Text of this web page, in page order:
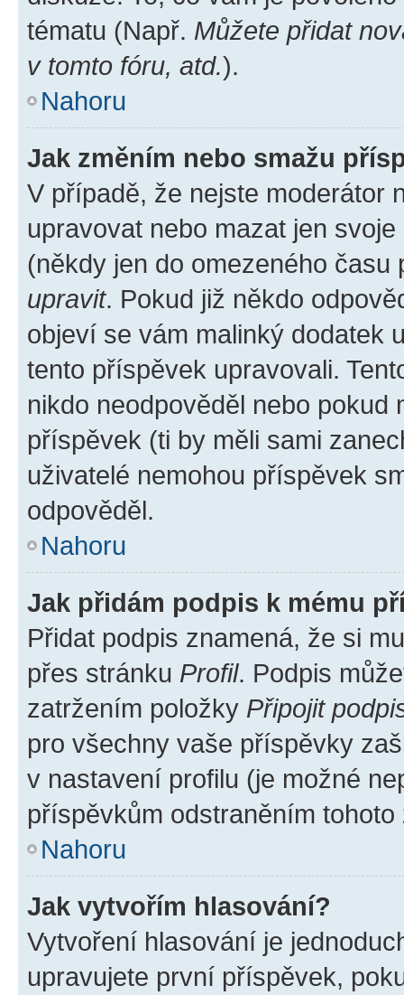
tématu (Např. Můžete přidat
v tomto fóru, atd.).
Nahoru
Jak změním nebo smažu
V případě, že nejste moderátor
upravovat nebo mazat jen
(někdy jen do omezeného
upravit. Pokud již někdo
objeví se vám malinký dodatek
tento příspěvek upravovali.
nikdo neodpověděl nebo pokud
příspěvek (ti by měli sami
uživatelé nemohou příspěvek
odpověděl.
Nahoru
Jak přidám podpis k mému
Přidat podpis znamená, že si
přes stránku Profil. Podpis
zatržením položky Připojit
pro všechny vaše příspěvky
v nastavení profilu (je možné
příspěvkům odstraněním
Nahoru
Jak vytvořím hlasování?
Vytvoření hlasování je
upravujete první příspěvek,